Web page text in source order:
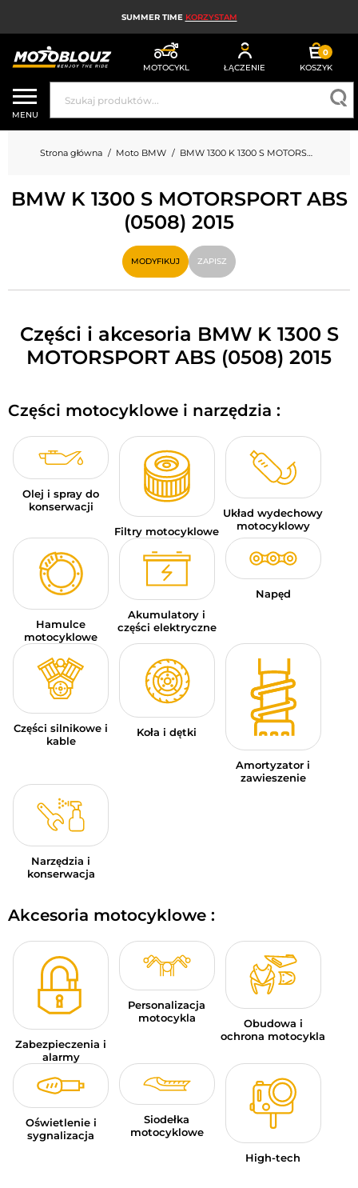
SUMMER TIME KORZYSTAM
MOTOCYKL ŁĄCZENIE
0
KOSZYK
KASK MOTOCYKLOWY
ODZIEŻ MOTOCYKLOWA DLA MĘŻCZYZN
UBRANIA MOTOCYKLOWE DAMSKIE
MX; ENDURO I TRIAL
HIGH-TECH MOTOCYKLOWY
PODUSZKA POWIETRZNA MOTOCYKLOWA
AKCESORIA MOTOCYKLOWE
ODZIEŻ SPORTOWA
OKAZJE I PROMOCJE
KARTY PODARUNKOWE
PL | EUR € — MODYFIKUJ
MARKI
PORADY
SKONTAKTUJ SIĘ Z NAMI
MENU
Strona główna Moto BMW BMW 1300 K 1300 S MOTORSPORT ABS (0508)
BMW K 1300 S MOTORSPORT ABS
(0508) 2015
MODYFIKUJ ZAPISZ
Części i akcesoria BMW K 1300 S
MOTORSPORT ABS (0508) 2015
Części motocyklowe i narzędzia :
Olej i spray do
konserwacji
Filtry motocyklowe
Układ wydechowy
motocyklowy
Hamulce
motocyklowe
Akumulatory i
części elektryczne
Napęd
Części silnikowe i
kable
Koła i dętki
Amortyzator i
zawieszenie
Narzędzia i
konserwacja
Akcesoria motocyklowe :
Zabezpieczenia i
alarmy
Personalizacja
motocykla
Obudowa i
ochrona motocykla
Oświetlenie i
sygnalizacja
Siodełka
motocyklowe
High-tech